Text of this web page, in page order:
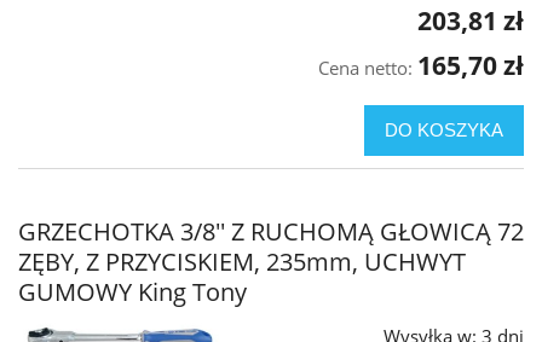
203,81 zł
Cena netto: 165,70 zł
DO KOSZYKA
GRZECHOTKA 3/8'' Z RUCHOMĄ GŁOWICĄ 72
ZĘBY, Z PRZYCISKIEM, 235mm, UCHWYT
GUMOWY King Tony
Wysyłka w: 3 dni